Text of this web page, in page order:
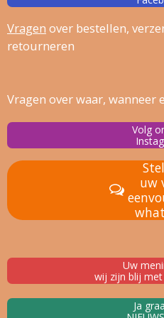
Vragen over bestellen, verz
retourneren
Vragen over waar, wanneer
Volg
uw
Uw
wij zijn blij
Ja